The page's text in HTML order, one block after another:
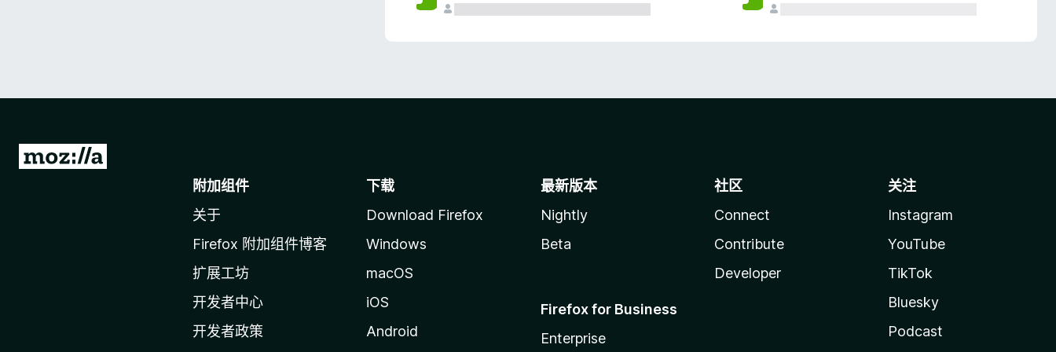
转
附加组件
关于
Firefox 附加组件博客
扩展工坊
开发者中心
开发者政策
下载
Download Firefox
Windows
macOS
iOS
Android
最新版本
Nightly
Beta
Firefox for Business
Enterprise
社区
Connect
Contribute
Developer
关注
Instagram
YouTube
TikTok
Bluesky
Podcast